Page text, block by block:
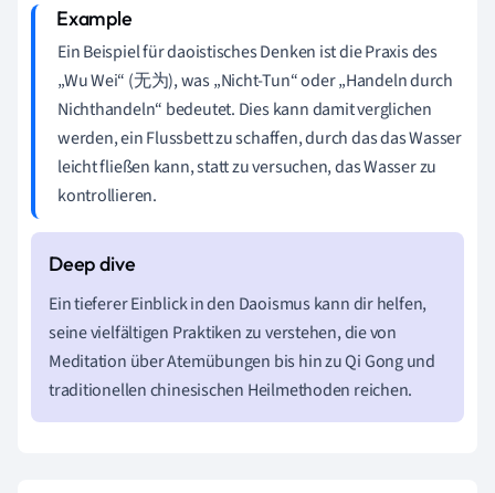
Ein Beispiel für daoistisches Denken ist die Praxis des
„Wu Wei“ (无为), was „Nicht-Tun“ oder „Handeln durch
Nichthandeln“ bedeutet. Dies kann damit verglichen
werden, ein Flussbett zu schaffen, durch das das Wasser
leicht fließen kann, statt zu versuchen, das Wasser zu
kontrollieren.
Ein tieferer Einblick in den Daoismus kann dir helfen,
seine vielfältigen Praktiken zu verstehen, die von
Meditation über Atemübungen bis hin zu Qi Gong und
traditionellen chinesischen Heilmethoden reichen.